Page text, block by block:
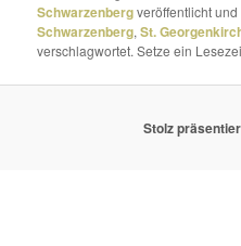
Schwarzenbergveröffentlicht
Schwarzenberg,St.
verschlagwortet. Setze ein
Stolz